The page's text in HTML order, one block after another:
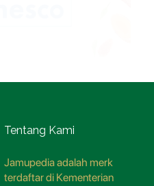
Tentang Kami
Jamupedia adalah merk
terdaftar di Kementerian